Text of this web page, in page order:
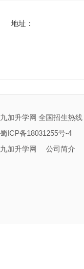
地址：
九加升学网 全国招生热
蜀ICP备18031255号-4
九加升学网
公司简介